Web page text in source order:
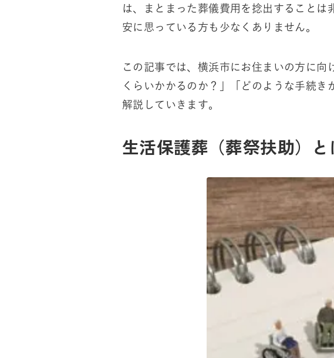
は、まとまった葬儀費用を捻出すること
安に思っている方も少なくありません。
この記事では、横浜市にお住まいの方に
くらいかかるのか？」「どのような手続
解説していきます。
生活保護葬（葬祭扶助）と